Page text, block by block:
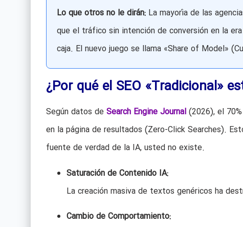
Lo que otros no le dirán:La mayoría de las
que el tráfico sin intención de conversión en la
caja. El nuevo juego se llama «Share of Model»
¿Por qué el SEO «Tradicional»
Según datos de Search Engine Journal(2026), el
en la página de resultados (Zero-Click Searches).
fuente de verdad de la IA, usted no existe.
Saturación de Contenido IA:
La creación masiva de textos genéricos ha
Cambio de Comportamiento: